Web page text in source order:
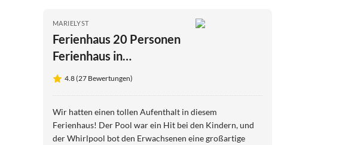
MARIELYST
Ferienhaus 20 Personen
Ferienhaus in
Væggerløse
4.8 (27 Bewertungen)
Wir hatten einen tollen Aufenthalt in diesem
Ferienhaus! Der Pool war ein Hit bei den Kindern, und
der Whirlpool bot den Erwachsenen eine großartige